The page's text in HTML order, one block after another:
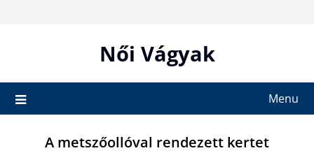
Női Vágyak
Menu
A metszőollóval rendezett kertet